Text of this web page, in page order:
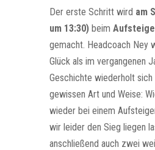
Der erste Schritt wird am
um 13:30)beim
gemacht. Headcoach Ney
Glück als im vergangenen
Geschichte wiederholt sich
gewissen Art und Weise:
wieder bei einem
wir leider den Sieg liegen
anschließend auch zwei